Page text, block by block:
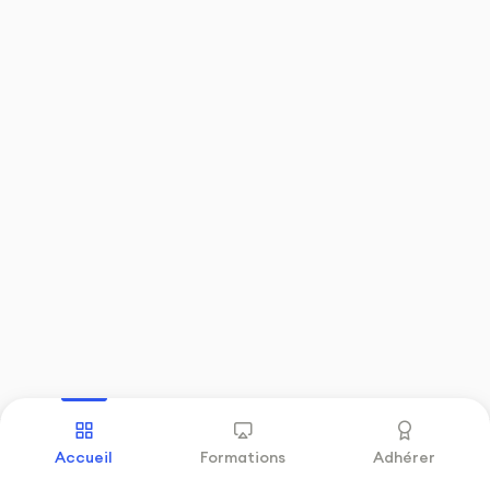
Précédent Suivant
Accueil Formations Adhérer